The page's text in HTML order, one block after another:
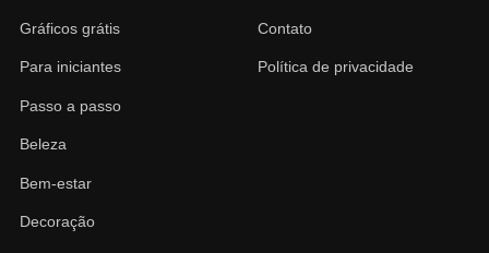
Gráficos grátis
Para iniciantes
Passo a passo
Beleza
Bem-estar
Decoração
Contato
Política de privacidade